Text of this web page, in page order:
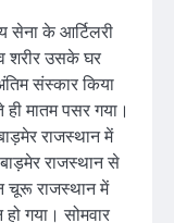
सेना के आर्टिलरी
शरीर उसके घर
संस्कार किया
मातम पसर गया।
राजस्थान में
राजस्थान से
चूरू राजस्थान में
गया। सोमवार